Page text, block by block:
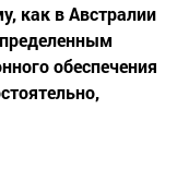
как в Австралии
обеспечения